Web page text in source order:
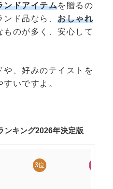
ンドアイテムを贈るの
ド品なら、 おしゃれ
ものが多く、安心して
、好みのテイストを
いですよ。